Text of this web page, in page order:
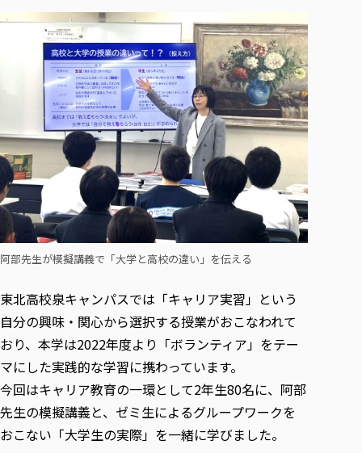
放射線モニタリング測定結果（国見キャンパス）
学部・学科等設置計画履行状況報告書
情報公開規程
大学院
総合福祉学研究科 社会福祉学専攻 修士課程
総合福祉学研究科 社会福祉学専攻 博士課程
総合福祉学研究科 福祉心理学専攻 修士課程
教育学研究科 教育学専攻 修士課程
通信教育部
通信教育部
通信制大学院 総合福祉学研究科 社会福祉学専攻 修士課程
通信制大学院 総合福祉学研究科 福祉心理学専攻 修士課程
カリキュラム（学部・大学院）
その他の就学機会
学びの特徴
学びの特徴
ICT教育
初年次教育（リエゾンゼミⅠ）
実学臨床教育（総合福祉学部のみ履修可能）
禅のこころ
教員紹介・業績
学びのサポート
学びのサポート
学費（学部学科）
授業料減免・奨学金等
宿舎の紹介
学生生活サポート
学生自主活動支援
社会人学生の育児支援（一時預かり）
学生総合補償制度
単独学内説明会のご案内
資格取得報奨制度について
東北福祉大学求人・インターンシップ検索サイト（キャリタス
卒業生の方
卒業後のキャリア支援体制
在学生による訪問、情報提供へのご協力のお願い
卒業生アンケート
よくあるご質問
東北福祉大学のDNA
在学生インタビュー
Prospective Students
学生支援センター国際交流の活動
スタッフ紹介
ニュース一覧
共同研究等をご検討の皆様へ
東北福祉大学の紀要・リポジトリ
研究紀要
教職研究
東北福祉大学教育・教職センター特別支援教育研究年報一覧
芹沢銈介美術工芸館年報
東北福祉大学機関リポジトリ
東北福祉大学オープンアクセス方針
産学・産学官連携
産学・産学官連携
「高齢者のフレイル予防及びデジタルデバイド解消に向けた産
高齢者施設特化型モジュラー車いす開発
学生参加 × 産学官連携 ～ 「行学一如」の実践
社会貢献・地域連携活動
社会貢献・地域連携活動
社会貢献への取り組み
社会貢献・地域連携活動報告書
各種社会貢献活動の窓口
伝承講座「311『伝える／備える』次世代塾」
JICA草の根技術協力事業
被災地の子ども支援活動
生涯学習・社会人講座
自治体・団体等との主な協定
自治体・団体等との主な協定
研究所について
研究者のご紹介
月例TFU実学臨床研究セミナー
特別支援教育研究室
TFU教育フォーラム
取材について
施設利用
同窓会
学内ポータルシステム
Universal Passport
阿部先生が模擬講義で「大学と高校の違い」を伝える
東北高校泉キャンパスでは「キャリア実習」という
自分の興味・関心から選択する授業がおこなわれて
おり、本学は2022年度より「ボランティア」をテー
マにした実践的な学習に携わっています。
今回はキャリア教育の一環として2年生80名に、阿部
先生の模擬講義と、ゼミ生によるグループワークを
おこない「大学生の実際」を一緒に学びました。